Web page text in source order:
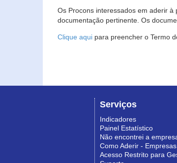
Os Procons interessados em aderir
documentação pertinente. Os
Clique aqui para preencher o Termo
Serviços
Indicadores
Painel Estatístico
Não encontrei a
Como Aderir - Empresas
Acesso Restrito para